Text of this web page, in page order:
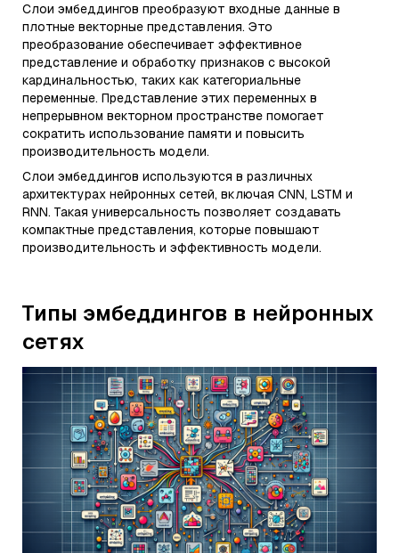
Слои эмбеддингов преобразуют входные данные в
плотные векторные представления. Это
преобразование обеспечивает эффективное
представление и обработку признаков с высокой
кардинальностью, таких как категориальные
переменные. Представление этих переменных в
непрерывном векторном пространстве помогает
сократить использование памяти и повысить
производительность модели.
Слои эмбеддингов используются в различных
архитектурах нейронных сетей, включая CNN, LSTM и
RNN. Такая универсальность позволяет создавать
компактные представления, которые повышают
производительность и эффективность модели.
Типы эмбеддингов в нейронных
сетях